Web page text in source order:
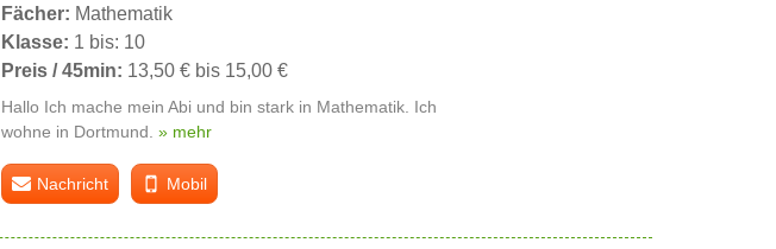
Fächer: Mathematik
Klasse: 1 bis: 10
Preis / 45min: 13,50 € bis 15,00 €
Hallo Ich mache mein Abi und bin stark in Mathematik. Ich
wohne in Dortmund. » mehr
Nachricht Mobil